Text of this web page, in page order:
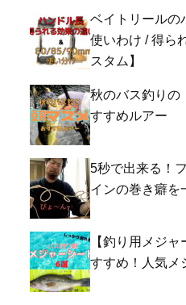
ベイトリールの
使いわけ / 得ら
スタム】
秋のバス釣りの
すすめルアー
5秒で出来る！
インの巻き癖を
【釣り用メジ
すすめ！人気メ